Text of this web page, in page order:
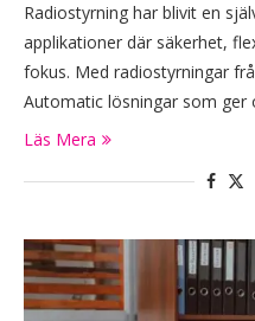
Radiostyrning har blivit en
applikationer där säkerhet,
fokus. Med radiostyrningar
Automatic lösningar som
Läs Mera